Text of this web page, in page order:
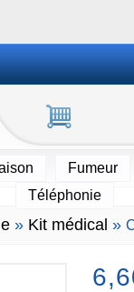
Fumeur
Téléphonie
» Kit médical »